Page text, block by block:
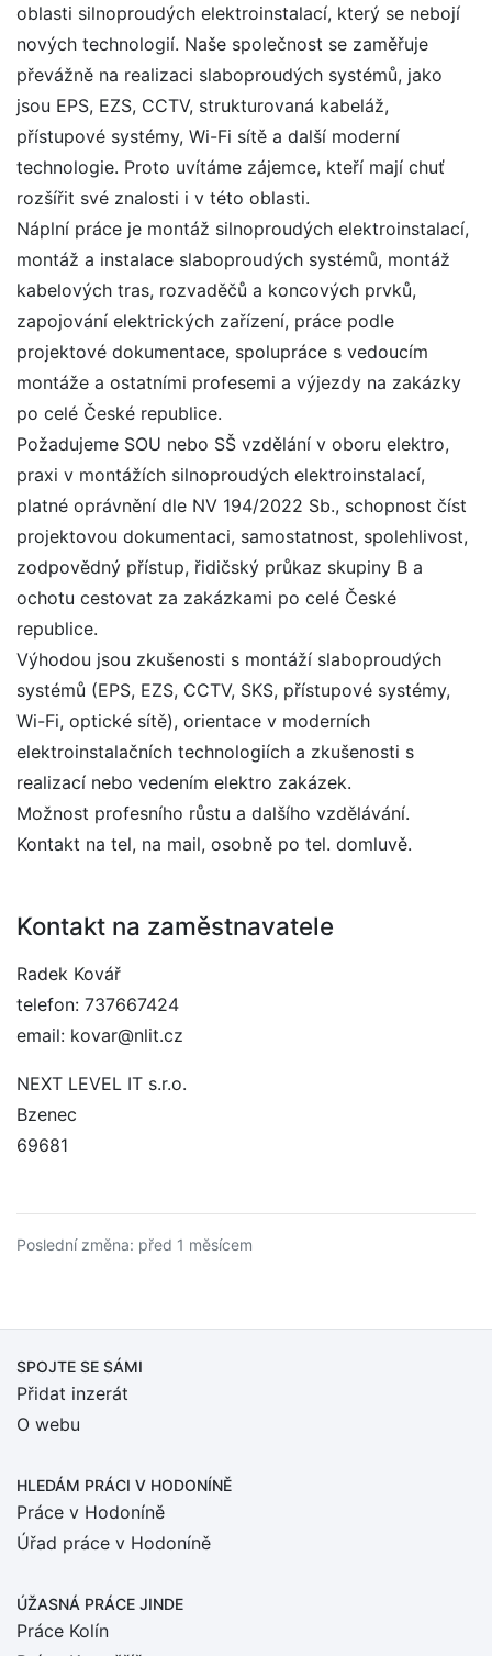
oblasti silnoproudých elektroinstalací, který se nebojí
nových technologií. Naše společnost se zaměřuje
převážně na realizaci slaboproudých systémů, jako
jsou EPS, EZS, CCTV, strukturovaná kabeláž,
přístupové systémy, Wi-Fi sítě a další moderní
technologie. Proto uvítáme zájemce, kteří mají chuť
rozšířit své znalosti i v této oblasti.
Náplní práce je montáž silnoproudých elektroinstalací,
montáž a instalace slaboproudých systémů, montáž
kabelových tras, rozvaděčů a koncových prvků,
zapojování elektrických zařízení, práce podle
projektové dokumentace, spolupráce s vedoucím
montáže a ostatními profesemi a výjezdy na zakázky
po celé České republice.
Požadujeme SOU nebo SŠ vzdělání v oboru elektro,
praxi v montážích silnoproudých elektroinstalací,
platné oprávnění dle NV 194/2022 Sb., schopnost číst
projektovou dokumentaci, samostatnost, spolehlivost,
zodpovědný přístup, řidičský průkaz skupiny B a
ochotu cestovat za zakázkami po celé České
republice.
Výhodou jsou zkušenosti s montáží slaboproudých
systémů (EPS, EZS, CCTV, SKS, přístupové systémy,
Wi-Fi, optické sítě), orientace v moderních
elektroinstalačních technologiích a zkušenosti s
realizací nebo vedením elektro zakázek.
Možnost profesního růstu a dalšího vzdělávání.
Kontakt na tel, na mail, osobně po tel. domluvě.
Kontakt na zaměstnavatele
Radek Kovář
telefon: 737667424
email: kovar@nlit.cz
NEXT LEVEL IT s.r.o.
Bzenec
69681
Poslední změna: před 1 měsícem
SPOJTE SE SÁMI
Přidat inzerát
O webu
HLEDÁM PRÁCI V HODONÍNĚ
Práce v Hodoníně
Úřad práce v Hodoníně
ÚŽASNÁ PRÁCE JINDE
Práce Kolín